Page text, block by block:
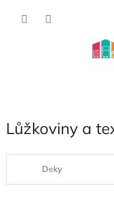
Lůžkoviny a
Deky